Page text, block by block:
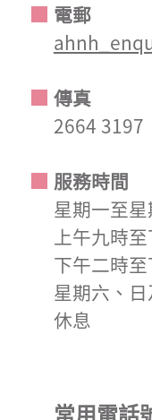
電郵
傳真
2664 3197
服務時間
星期一至
上午九時
下午二時
星期六、
休息
常用電話